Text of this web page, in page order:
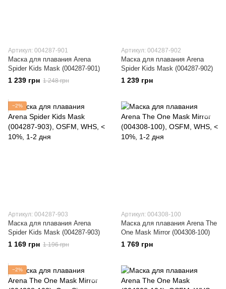
Артикул: 004287-901
Маска для плавания Arena
Spider Kids Mask (004287-901)
1 239 грн 1 248 грн
Артикул: 004287-902
Маска для плавания Arena
Spider Kids Mask (004287-902)
1 239 грн
−2%
Артикул: 004287-903
Маска для плавания Arena
Spider Kids Mask (004287-903)
1 169 грн 1 196 грн
Артикул: 004308-100
Маска для плавания Arena The
One Mask Mirror (004308-100)
1 769 грн
−2%